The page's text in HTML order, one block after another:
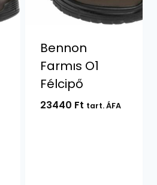
Bennon
Farmıs O1
Félcipő
23440 Ft tart. ÁFA